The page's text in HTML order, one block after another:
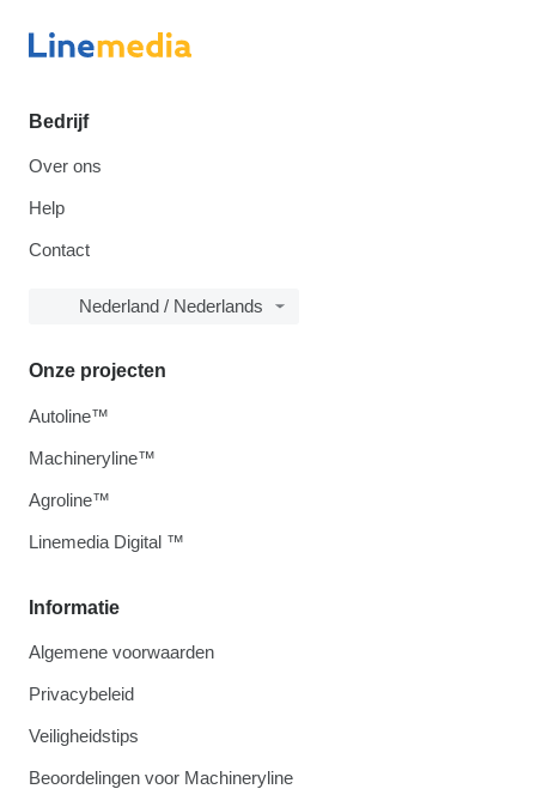
Bedrijf
Over ons
Help
Contact
Nederland / Nederlands
Informatie
Algemene voorwaarden
Privacybeleid
Veiligheidstips
Beoordelingen voor Machineryline
Onze projecten
Autoline™
Machineryline™
Agroline™
Linemedia Digital ™